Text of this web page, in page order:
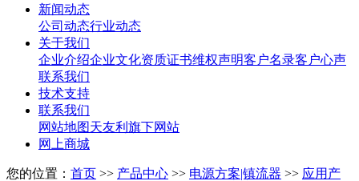
新闻动态
公司动态行业动态
关于我们
企业介绍企业文化资质证书维权声明客户名录客户心声
联系我们
技术支持
联系我们
网站地图天友利旗下网站
网上商城
您的位置： 首页 >> 产品中心 >> 电源方案|镇流器 >> 应用产